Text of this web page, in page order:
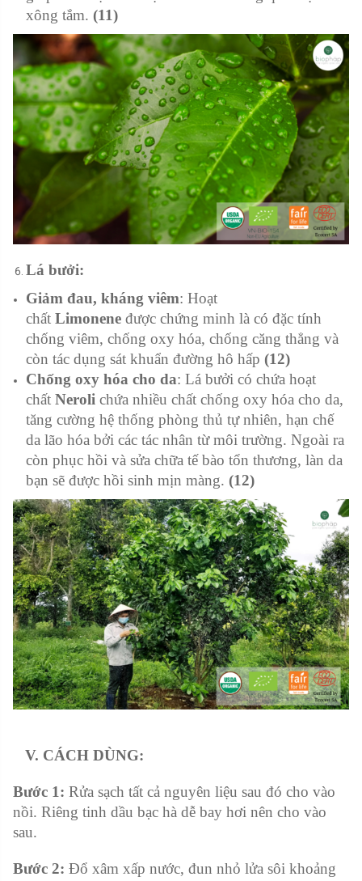
xông tắm. (11)
Lá bưởi:
Giảm đau, kháng viêm: Hoạt
chất Limonene được chứng minh là có đặc tính
chống viêm, chống oxy hóa, chống căng thẳng và
còn tác dụng sát khuẩn đường hô hấp (12)
Chống oxy hóa cho da: Lá bưởi có chứa hoạt
chất Neroli chứa nhiều chất chống oxy hóa cho da,
tăng cường hệ thống phòng thủ tự nhiên, hạn chế
da lão hóa bởi các tác nhân từ môi trường. Ngoài ra
còn phục hồi và sửa chữa tế bào tổn thương, làn da
bạn sẽ được hồi sinh mịn màng. (12)
V. CÁCH DÙNG:
Bước 1: Rửa sạch tất cả nguyên liệu sau đó cho vào
nồi. Riêng tinh dầu bạc hà dễ bay hơi nên cho vào
sau.
Bước 2: Đổ xâm xấp nước, đun nhỏ lửa sôi khoảng